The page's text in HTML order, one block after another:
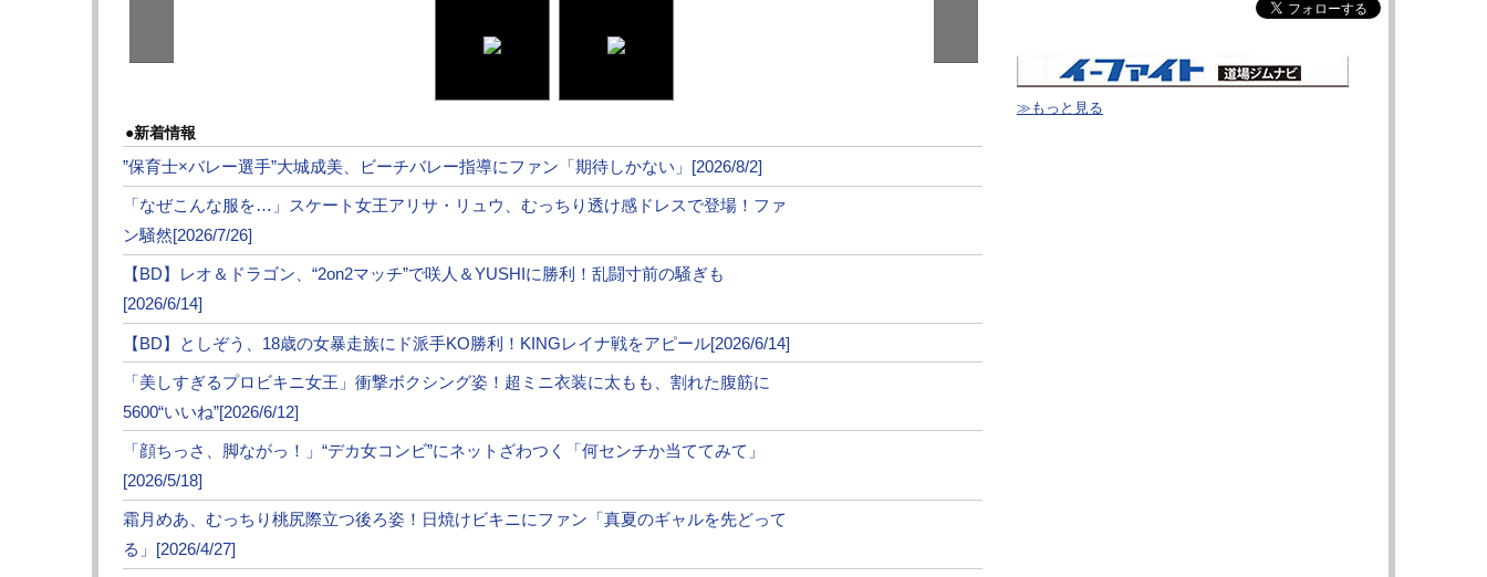
●新着情報
”保育士×バレー選手”大城成美、ビーチバレー指導にファン「期待しかない」[2026/8/2]
「なぜこんな服を…」スケート女王アリサ・リュウ、むっちり透け感ドレスで登場！ファ
ン騒然[2026/7/26]
【BD】レオ＆ドラゴン、“2on2マッチ”で咲人＆YUSHIに勝利！乱闘寸前の騒ぎも
[2026/6/14]
【BD】としぞう、18歳の女暴走族にド派手KO勝利！KINGレイナ戦をアピール[2026/6/14]
「美しすぎるプロビキニ女王」衝撃ボクシング姿！超ミニ衣装に太もも、割れた腹筋に
5600“いいね”[2026/6/12]
「顔ちっさ、脚ながっ！」“デカ女コンビ”にネットざわつく「何センチか当ててみて」
[2026/5/18]
霜月めあ、むっちり桃尻際立つ後ろ姿！日焼けビキニにファン「真夏のギャルを先どって
る」[2026/4/27]
≫もっと見る